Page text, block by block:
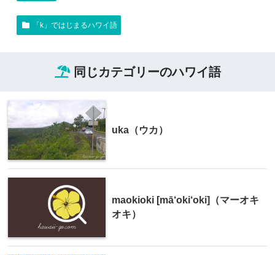
「k」ではじまるハワイ語
同じカテゴリーのハワイ語
uka（ウカ）
maokioki [mā‘oki‘oki]（マーオキ
オキ）